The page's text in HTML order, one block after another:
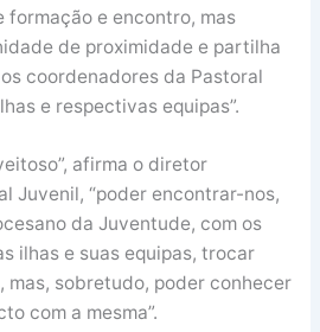
formação e encontro, mas
de proximidade e partilha
coordenadores da Pastoral
e respectivas equipas”.
afirma o diretor
Juvenil, “poder encontrar-nos,
da Juventude, com os
ilhas e suas equipas, trocar
mas, sobretudo, poder conhecer
com a mesma”.